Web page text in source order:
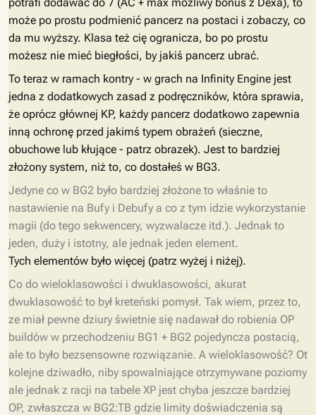
może po prostu podmienić pancerz na postaci i zobaczy, co
da mu wyższy. Klasa też cię ogranicza, bo po prostu
możesz nie mieć biegłości, by jakiś pancerz ubrać.
To teraz w ramach kontry - w grach na Infinity Engine jest
jedna z dodatkowych zasad z podręczników, która sprawia,
że oprócz głównej KP, każdy pancerz dodatkowo zapewnia
inną ochronę przed jakimś typem obrażeń (sieczne,
obuchowe lub kłujące - patrz obrazek). Jest to bardziej
złożony system, niż to, co dostałeś w BG3.
Jedyne co w BG2 było bardziej złożone to właśnie to
nastawienie na Bufy i Debufy a co z tym idzie wykorzystanie
magii (do tego sekwencery, wyzwalacze itd.). Jednak to
jeden, duży i istotny, ale jednak jeden element.
Tych elementów było więcej (patrz wyżej i niżej).
Co do wieloklasowości i dwuklasowości, akurat
dwuklasowość to był kreteński pomysł. Tak wiem, przez to,
ze miał pewne dziury świetnie się nadawał do robienia OP
buildów w przechodzeniu BG1 + BG2 pojedyncza postacią,
ale to było bezsensowne rozwiązanie. A wieloklasowość? Ot
kolejne dziwadło, niby spowalniające otrzymywane poziomy
ale jednak z racji na tabele XP jest chyba jeszcze bardziej
OP, zwłaszcza w BG2:TB gdzie limity doświadczenia są